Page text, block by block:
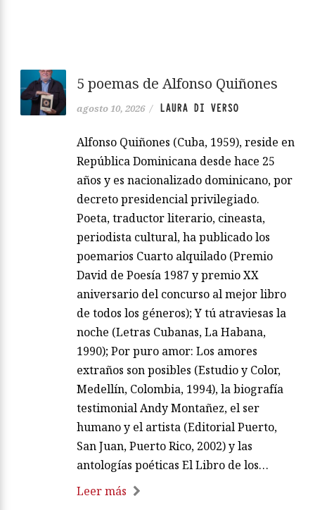
5 poemas de Alfonso Quiñones
agosto 10, 2026 / LAURA DI VERSO
Alfonso Quiñones (Cuba, 1959), reside en
República Dominicana desde hace 25
años y es nacionalizado dominicano, por
decreto presidencial privilegiado.
Poeta, traductor literario, cineasta,
periodista cultural, ha publicado los
poemarios Cuarto alquilado (Premio
David de Poesía 1987 y premio XX
aniversario del concurso al mejor libro
de todos los géneros); Y tú atraviesas la
noche (Letras Cubanas, La Habana,
1990); Por puro amor: Los amores
extraños son posibles (Estudio y Color,
Medellín, Colombia, 1994), la biografía
testimonial Andy Montañez, el ser
humano y el artista (Editorial Puerto,
San Juan, Puerto Rico, 2002) y las
antologías poéticas El Libro de los…
Leer más